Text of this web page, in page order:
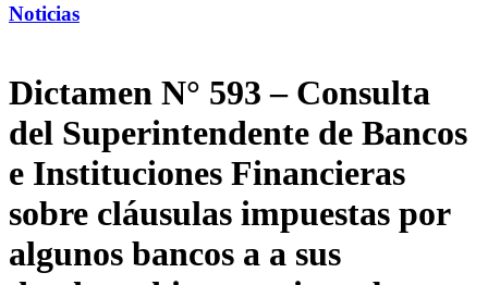
Noticias
Dictamen N° 593 – Consulta
del Superintendente de Bancos
e Instituciones Financieras
sobre cláusulas impuestas por
algunos bancos a a sus